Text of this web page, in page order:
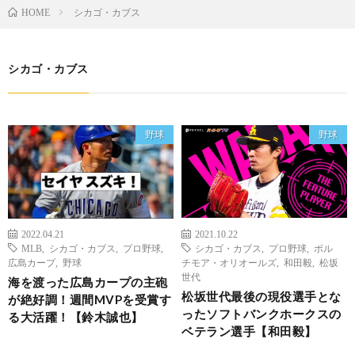
HOME シカゴ・カブス
シカゴ・カブス
野球
2022.04.21
MLB
シカゴ・カブス プロ野球
広島カープ, 野球
海を渡った広島カープの主砲
が絶好調！週間MVPを受賞す
る大活躍！【鈴木誠也】
野球
2021.10.22
シカゴ・カブス
プロ野球
ボル
チモア・オリオールズ
和田毅
松坂
世代
松坂世代最後の現役選手とな
ったソフトバンクホークスの
ベテラン選手【和田毅】